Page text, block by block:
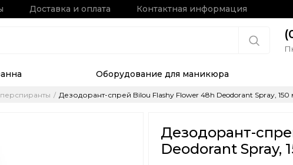
Доставка и оплата Контактная информация
Оборудование для маникюра
Дезодорант-спрей Bilou Flashy Flower 48h Deodorant Spray, 150
Дезодорант-
Deodorant Spray,